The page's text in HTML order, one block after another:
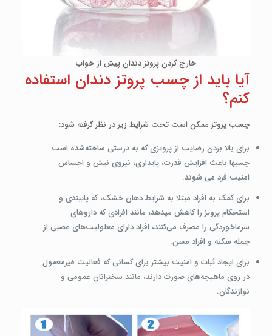
خارج کردن پروتز دندان پیش از خواب
آیا باید از چسب پروتز دندان استفاده
کنم؟
چسب پروتز ممکن است تحت شرایط زیر در نظر گرفته شود:
برای بالا بردن رضایت از پروتزی که به درستی ساخته‌شده است.
چسب­ها باعث افزایش قدرت، پایداری، نیروی نیش و احساس
امنیت فرد می شوند.
برای کمک به افراد مبتلا به شرایط دهان خشک، که پایبندی و
استحکام پروتز را کاهش می­دهد، مانند افرادی که داروهای
سرماخوردگی را مصرف می‌کنند، افراد دارای معلولیت‌های عصبی از
جمله سکته و افراد مسن.
برای ایجاد ثبات و امنیت بیشتر برای کسانی که فعالیت غیرمعمول
در روی ماهیچه‌های صورت دارند، مانند سخنرانان عمومی و
نوازندگان.